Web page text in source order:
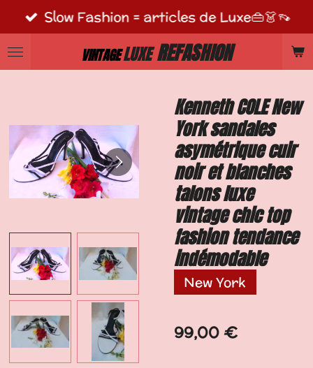
Passer
au
contenu
principal
VINTAGELUXE REFASHION
Slow Fashion = articles de Luxe👜👗👡
Kenneth COLE New
York sandales
asymétrique cuir
noir et blanches
talons luxe
vintage chic top
fashion tendance
indémodable
New York
99,00 €